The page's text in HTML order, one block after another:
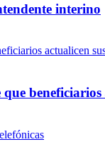
interino
beneficiarios